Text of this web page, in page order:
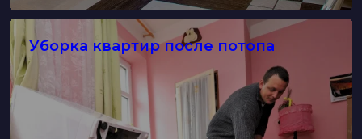
Уборка квартир после потопа